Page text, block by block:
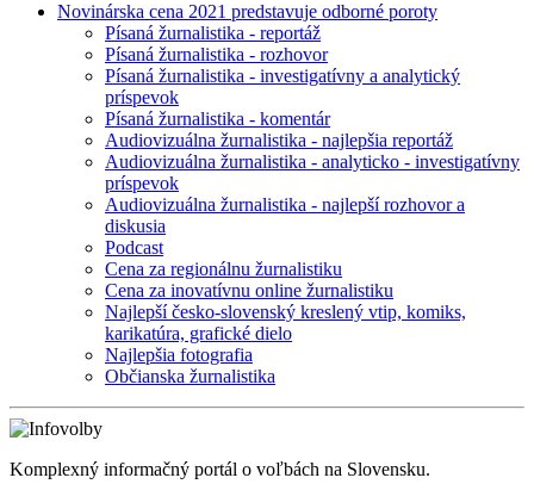
Novinárska cena 2021 predstavuje odborné poroty
Písaná žurnalistika - reportáž
Písaná žurnalistika - rozhovor
Písaná žurnalistika - investigatívny a analytický
príspevok
Písaná žurnalistika - komentár
Audiovizuálna žurnalistika - najlepšia reportáž
Audiovizuálna žurnalistika - analyticko - investigatívny
príspevok
Audiovizuálna žurnalistika - najlepší rozhovor a
diskusia
Podcast
Cena za regionálnu žurnalistiku
Cena za inovatívnu online žurnalistiku
Najlepší česko-slovenský kreslený vtip, komiks,
karikatúra, grafické dielo
Najlepšia fotografia
Občianska žurnalistika
Komplexný informačný portál o voľbách na Slovensku.